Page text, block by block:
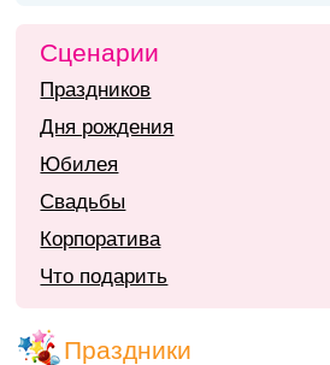
Сценарии
Праздников
Дня рождения
Юбилея
Свадьбы
Корпоратива
Что подарить
Праздники